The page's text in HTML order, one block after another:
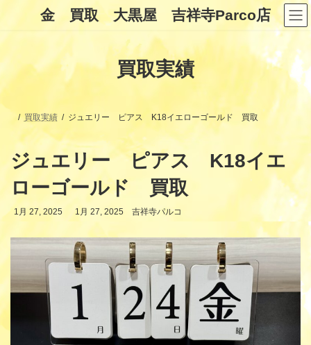
ン
キ
ッ
ー
に
移
金 買取 大黒屋 吉祥寺Parco店
買取実績
買取実績 ジュエリー ピアス K18イエローゴールド 買取
ジュエリー ピアス K18イエ
ローゴールド 買取
1月 27, 2025
最
新
日
時
1月 27, 2025 吉祥寺パルコ